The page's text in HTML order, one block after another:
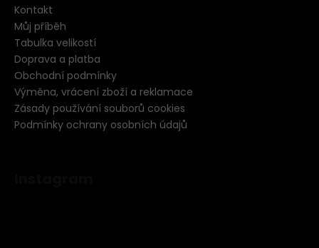
Kontakt
Můj příběh
Tabulka velikostí
Doprava a platba
Obchodní podmínky
Výměna, vrácení zboží a reklamace
Zásady používání souborů cookies
Podmínky ochrany osobních údajů